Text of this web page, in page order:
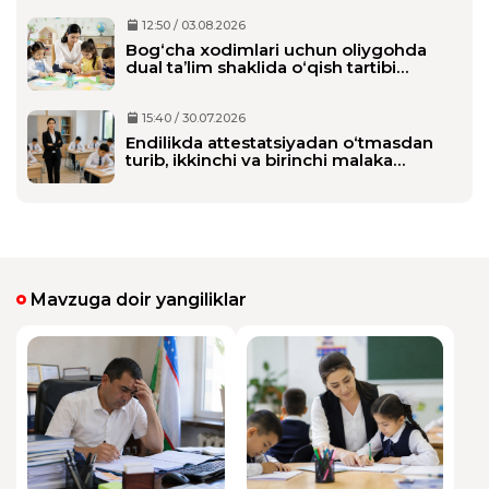
Historian 1337
20:30:33 / 20.05.2026
Manimcha sertifikati past chiqganla
tarqagan bulsa ham boshqalarni
ayblamasligi kk deb uyliman. Chunki
tarqasa tarqamasa uzingizni nechta
qarab emas uzimiz olgan baxoga qarab
taxrirlangan
Javob
KENTE Xarado
11:23:34 / 21.05.2026
Historian 1337 :
Nima demak bilmay turib olganlar aybsizmi
12:50 / 03.08.2026
Bog‘cha xodimlari uchun oliygohda
dual ta’lim shaklida o‘qish tartibi
15:40 / 30.07.2026
Endilikda attestatsiyadan o‘tmasdan
turib, ikkinchi va birinchi malaka
Mavzuga doir yangiliklar